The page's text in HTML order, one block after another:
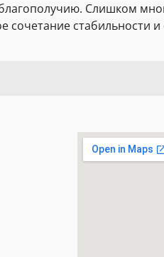
Слишком
стабильности и